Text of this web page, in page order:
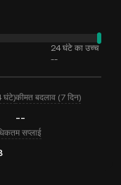
24 घंटे का उच्च
--
घंटे)कीमत बदलाव (7 दिन)
--
सप्लाई